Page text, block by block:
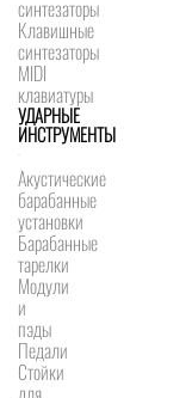
синтезаторы
Клавишные
синтезаторы
MIDI
клавиатуры
УДАРНЫЕ
ИНСТРУМЕНТЫ
Акустические
барабанные
установки
Барабанные
тарелки
Модули
и
пэды
Педали
Стойки